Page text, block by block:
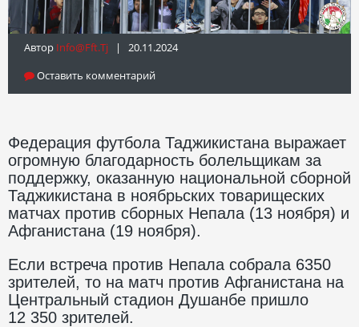
Автор Info@fft.tj | 20.11.2024
Оставить комментарий
Федерация футбола Таджикистана выражает
огромную благодарность болельщикам за
поддержку, оказанную национальной сборной
Таджикистана в ноябрьских товарищеских
матчах против сборных Непала (13 ноября) и
Афганистана (19 ноября).
Если встреча против Непала собрала 6350
зрителей, то на матч против Афганистана на
Центральный стадион Душанбе пришло
12 350 зрителей.